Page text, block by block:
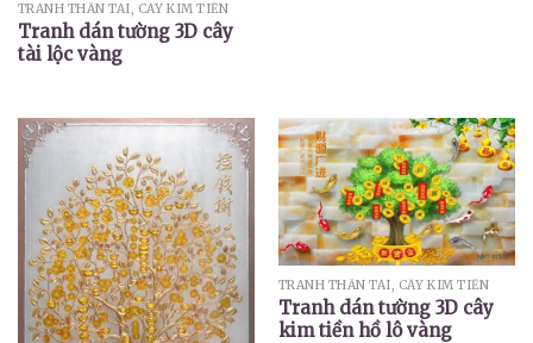
TRANH THẦN TÀI, CÂY KIM TIỀN
Tranh dán tường 3D cây
tài lộc vàng
TRANH THẦN TÀI, CÂY KIM TIỀN
Tranh dán tường 3D cây
kim tiền hồ lô vàng